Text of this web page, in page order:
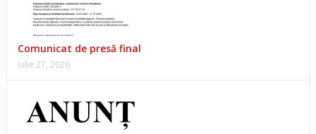
Comunicat de presă final
iulie 27, 2026